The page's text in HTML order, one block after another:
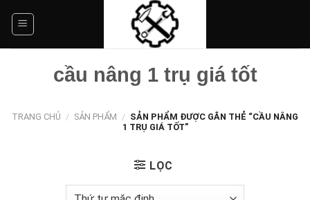
cầu nâng 1 trụ giá tốt
TRANG CHỦ / SẢN PHẨM / SẢN PHẨM ĐƯỢC GẮN THẺ “CẦU NÂNG
1 TRỤ GIÁ TỐT”
LỌC